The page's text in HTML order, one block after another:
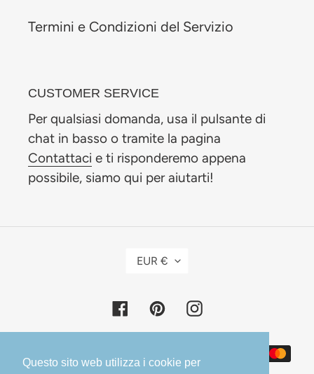
Questo sito web utilizza i cookie per
Termini e Condizioni del Servizio
CUSTOMER SERVICE
Per qualsiasi domanda, usa il pulsante di
chat in basso o tramite la pagina
Contattaci e ti risponderemo appena
possibile, siamo qui per aiutarti!
U
EUR €
FacebookPinterestInstagram
di